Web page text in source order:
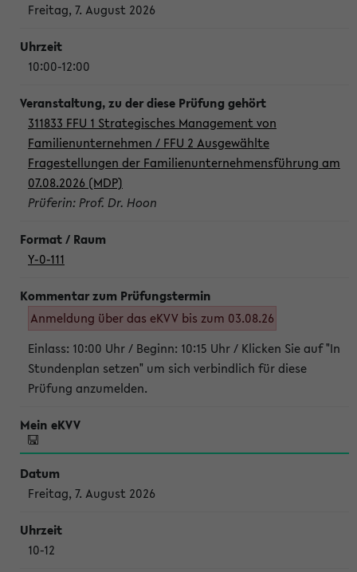
Freitag, 7. August 2026
10:00-12:00
311833 FFU 1 Strategisches Management von
Familienunternehmen / FFU 2 Ausgewählte
Fragestellungen der Familienunternehmensführung am
07.08.2026 (MDP)
Prüferin: Prof. Dr. Hoon
Y-0-111
Anmeldung über das eKVV bis zum 03.08.26
Einlass: 10:00 Uhr / Beginn: 10:15 Uhr / Klicken Sie auf "In
Stundenplan setzen" um sich verbindlich für diese
Prüfung anzumelden.
Freitag, 7. August 2026
10-12